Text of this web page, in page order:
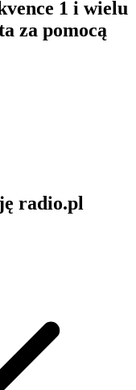
1 i wielu
za pomocą
radio.pl